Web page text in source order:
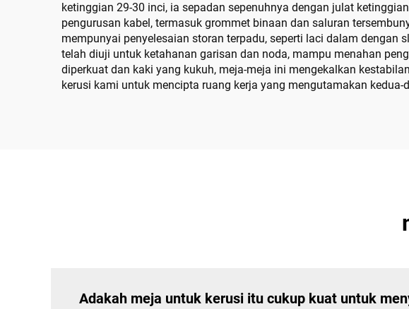
ketinggian 29-30 inci, ia sepadan sepenuhnya dengan julat
pengurusan kabel, termasuk grommet binaan dan saluran
mempunyai penyelesaian storan terpadu, seperti laci dalam dengan
telah diuji untuk ketahanan garisan dan noda, mampu menahan
diperkuat dan kaki yang kukuh, meja-meja ini mengekalkan
kerusi kami untuk mencipta ruang kerja yang mengutamakan kedua-
Adakah meja untuk kerusi itu cukup kuat untuk